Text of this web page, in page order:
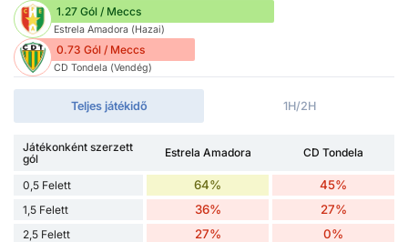
1.27 Gól / Meccs
Estrela Amadora (Hazai)
0.73 Gól / Meccs
CD Tondela (Vendég)
Teljes játékidő 1H/2H
Játékonként szerzett
gól
Estrela Amadora CD Tondela
0,5 Felett 64% 45%
1,5 Felett 36% 27%
2,5 Felett 27% 0%